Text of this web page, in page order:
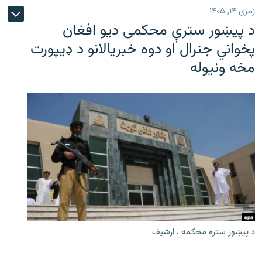
زمری ۱۴, ۱۴۰۵
د پیښور سترې محکمی دیو افغان
پخواني جنرال او دوه خبریالانو د ډیپورت
مخه ونیوله
د پیښور ستره محکمه ، ارشیف